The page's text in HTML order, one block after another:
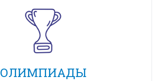
ОЛИМПИАДЫ